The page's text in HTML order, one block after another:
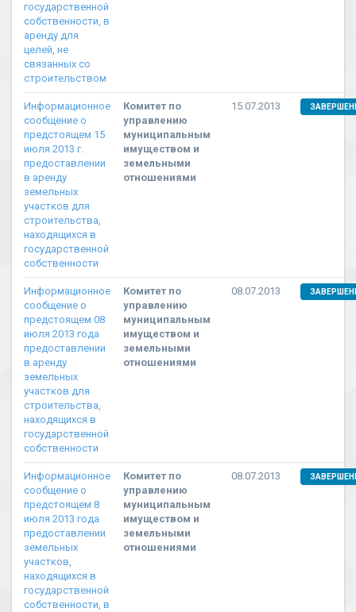
государственной
собственности, в
аренду для
целей, не
связанных со
строительством
Информационное
сообщение о
предстоящем 15
июля 2013 г.
предоставлении
в аренду
земельных
участков для
строительства,
находящихся в
государственной
собственности
Комитет по
управлению
муниципальным
имуществом и
земельными
отношениями
15.07.2013
Информационное
сообщение о
предстоящем 08
июля 2013 года
предоставлении
в аренду
земельных
участков для
строительства,
находящихся в
государственной
собственности
Комитет по
управлению
муниципальным
имуществом и
земельными
отношениями
08.07.2013
Информационное
сообщение о
предстоящем 8
июля 2013 года
предоставлении
земельных
участков,
находящихся в
государственной
собственности, в
Комитет по
управлению
муниципальным
имуществом и
земельными
отношениями
08.07.2013